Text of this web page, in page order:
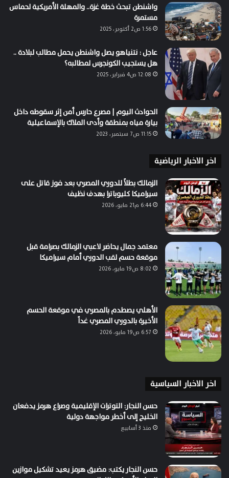
واشنطن تبحث خطة غزة.. والمهلة الأمريكية لحماس
مستمرة
1:56 ص2 أكتوبر، 2025
عاجل : نتنياهو يصل واشنطن يحمل مطالب لبلادة ..
هل يستجيب الكونجرس لمطالبه؟
12:08 ص4 فبراير، 2025
الحوادث اليوم | مصرع حارس أمن إثر سقوطه داخل
بيارة مياه بمنطقة وأدى الملاك بالإسماعيلية
11:15 ص7 سبتمبر، 2023
اخر الاخبار الرياضية
الزمالك بطلاً للدوري المصري بعد فوز قاتل على
سيراميكا كليوباترا بهدف نظيف
6:44 م21 مايو، 2026
معتمد جمال يحاضر لاعبي الزمالك بصرامة قبل
موقعة حسم لقب الدوري أمام سيراميكا
8:02 ص19 مايو، 2026
الأهلي يصطدم بالمصري في موقعة الحسم
الأخيرة بالدوري المصري غداً
6:57 ص19 مايو، 2026
اخر الاخبار السياسية
حسن النجار: التوترات الإقليمية وصراع هرمز يدفعان
الخليج إلى أخطر مواجهة دولية
منذ 3 أسابيع
حسن النجار يكتب: مضيق هرمز يعيد تشكيل موازين